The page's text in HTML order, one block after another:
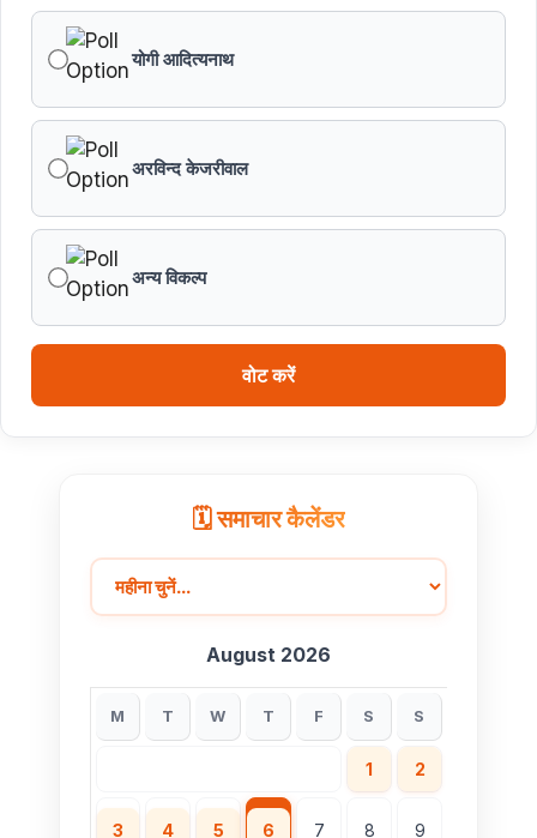
योगी आदित्यनाथ
अरविन्द केजरीवाल
अन्य विकल्प
वोट करें
🗓️ समाचार कैलेंडर
August 2026
M T W T F S S
1 2
3 4 5 6 7 8 9